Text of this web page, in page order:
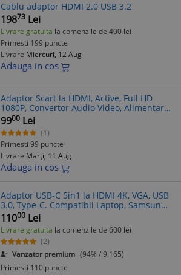
Cablu adaptor HDMI 2.0 USB 3.2
19873 Lei
Livrare gratuita la comenzile de 400 lei
Primesti 199 puncte
Livrare Miercuri, 12 Aug
Adauga in cos
Adaptor Scart la HDMI, Active, Full HD
1080P, Convertor Audio Video, Alimentare
USB, Plug & Play, Compatibil HDMI 1.4
9900 Lei
(1)
Primesti 99 puncte
Livrare Marți, 11 Aug
Adauga in cos
Adaptor USB-C 5in1 la HDMI 4K, VGA, USB
3.0, Type-C. Compatibil Laptop, Samsung
S8/Huawei P20. Plug & Play
11000 Lei
Livrare gratuita la comenzile de 600 lei
(2)
Vanzator premium (94% / 9.165)
Primesti 110 puncte